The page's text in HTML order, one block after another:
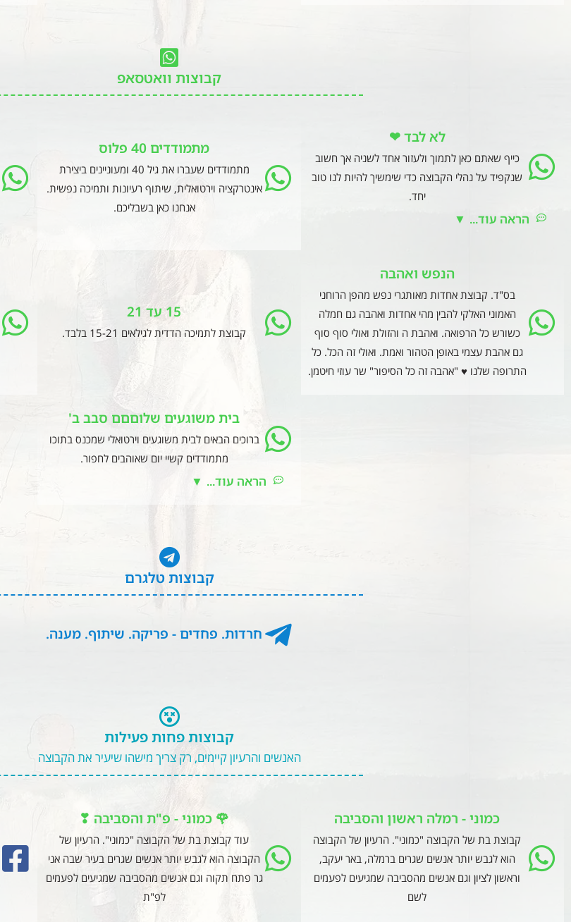
קבוצות וואטסאפ
לא לבד ❤
כייף שאתם כאן לתמוך ולעזור אחד לשניה אך חשוב
שנקפיד על נהלי הקבוצה כדי שימשיך להיות לנו טוב
יחד.
הראה עוד... ▼
מתמודדים 40 פלוס
מתמודדים שעברו את גיל 40 ומעוניינים ביצירת
אינטרקציה וירטואלית, שיתוף רעיונות ותמיכה נפשית.
אנחנו כאן בשבליכם.
הנפש ואהבה
בס"ד. קבוצת אחדות מאותגרי נפש מהפן הרוחני
האמוני האלקי להבין מהי אחדות ואהבה גם חמלה
כשורש כל הרפואה. ואהבת ה והזולת ואולי סוף סוף
גם אהבת עצמי באופן הטהור ואמת. ואולי זה הכל. כל
התרופה שלנו ♥ "אהבה זה כל הסיפור" שר עוזי חיטמן.
15 עד 21
קבוצת לתמיכה הדדית לגילאים 15-21 בלבד.
בית משוגעים שלוםםם סבב ב'
ברוכים הבאים לבית משוגעים וירטואלי שמכנס בתוכו
מתמודדים קשיי יום שאוהבים לחפור.
הראה עוד... ▼
קבוצות טלגרם
חרדות. פחדים - פריקה. שיתוף. מענה.
קבוצות פחות פעילות
האנשים והרעיון קיימים, רק צריך מישהו שיעיר את הקבוצה
כמוני - רמלה ראשון והסביבה
קבוצת בת של הקבוצה "כמוני". הרעיון של הקבוצה
הוא לגבש יותר אנשים שגרים ברמלה, באר יעקב,
וראשון לציון וגם אנשים מהסביבה שמגיעים לפעמים
לשם
🌹 כמוני - פ"ת והסביבה ❣
עוד קבוצת בת של הקבוצה "כמוני". הרעיון של
הקבוצה הוא לגבש יותר אנשים שגרים בעיר שבה אני
גר פתח תקוה וגם אנשים מהסביבה שמגיעים לפעמים
לפ"ת